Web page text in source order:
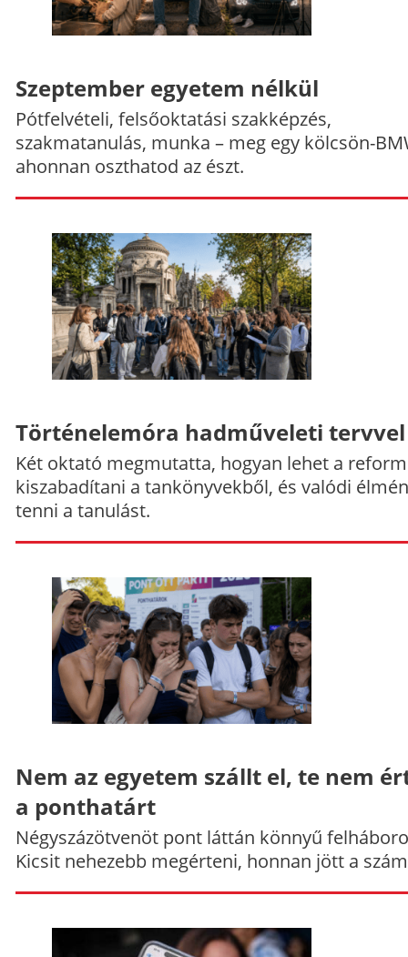
Szeptember egyetem nélkül
Pótfelvételi, felsőoktatási szakképzés,
szakmatanulás, munka – meg egy kölcsön-
ahonnan oszthatod az észt.
Történelemóra hadműveleti tervvel
Két oktató megmutatta, hogyan lehet a
kiszabadítani a tankönyvekből, és valódi
tenni a tanulást.
Nem az egyetem szállt el, te nem
a ponthatárt
Négyszázötvenöt pont láttán könnyű
Kicsit nehezebb megérteni, honnan jött a